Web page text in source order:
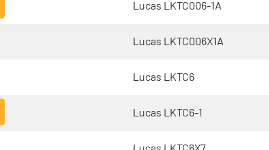
Lucas LKTC006-1A
Lucas LKTC006X1A
Lucas LKTC6
Lucas LKTC6-1